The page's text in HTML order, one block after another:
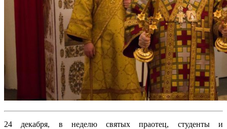
24 декабря, в неделю святых праотец, студенты и